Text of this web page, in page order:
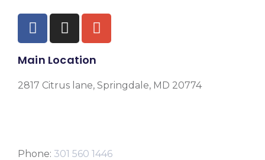
Main Location
2817 Citrus lane, Springdale, MD 20774
Phone: 301 560 1446